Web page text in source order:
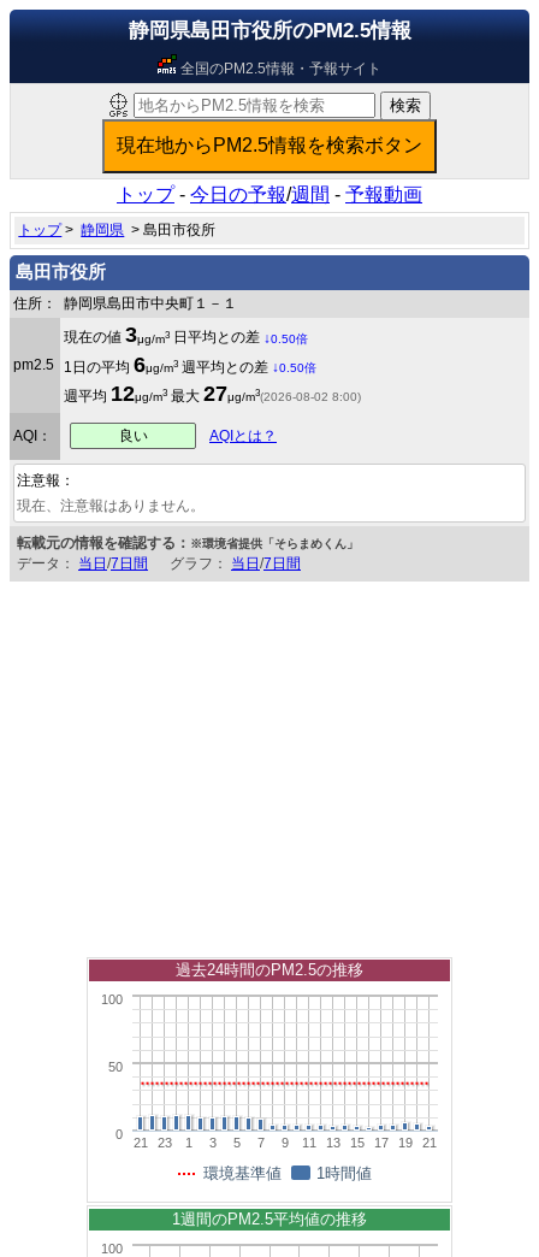
静岡県島田市役所のPM2.5情報
全国のPM2.5情報・予報サイト
トップ- 今日の予報/週間 - 予報動画
トップ>静岡県 > 島田市役所
島田市役所
住所： 静岡県島田市中央町１－１
pm2.5
現在の値 3μg/m3 日平均との差 ↓0.50倍
1日の平均 6μg/m3 週平均との差 ↓0.50倍
週平均 12μg/m3 最大 27μg/m3(2026-08-02 8:00)
AQI： 良い AQIとは？
注意報：
現在、注意報はありません。
転載元の情報を確認する： ※環境省提供「そらまめくん」
データ： 当日 /7日間 グラフ： 当日 /7日間
21 23 1 3 5 7 9 11 13 15 17 19 21
0
50
100
過去24時間のPM2.5の推移
環境基準値 1時間値
100
1週間のPM2.5平均値の推移